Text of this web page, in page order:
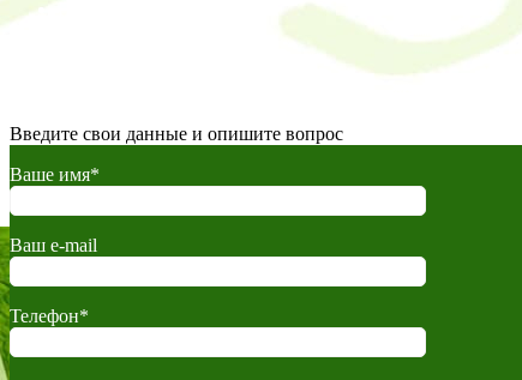
Введите свои данные и опишите вопрос
Ваше имя*
Ваш e-mail
Телефон*